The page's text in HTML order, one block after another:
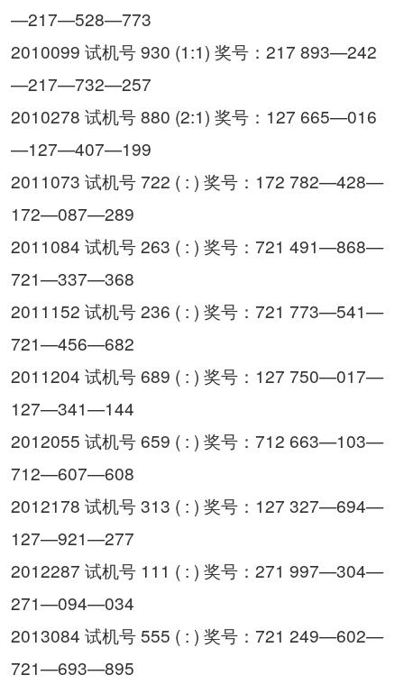
—217—528—773
2010099 试机号 930 (1:1) 奖号：217 893—242
—217—732—257
2010278 试机号 880 (2:1) 奖号：127 665—016
—127—407—199
2011073 试机号 722 ( : ) 奖号：172 782—428—
172—087—289
2011084 试机号 263 ( : ) 奖号：721 491—868—
721—337—368
2011152 试机号 236 ( : ) 奖号：721 773—541—
721—456—682
2011204 试机号 689 ( : ) 奖号：127 750—017—
127—341—144
2012055 试机号 659 ( : ) 奖号：712 663—103—
712—607—608
2012178 试机号 313 ( : ) 奖号：127 327—694—
127—921—277
2012287 试机号 111 ( : ) 奖号：271 997—304—
271—094—034
2013084 试机号 555 ( : ) 奖号：721 249—602—
721—693—895